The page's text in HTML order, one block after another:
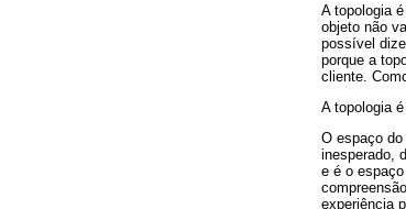
A topologia
objeto não
possível
porque a
cliente.
A topologia
O espaço
inesperado,
e é o
experiência